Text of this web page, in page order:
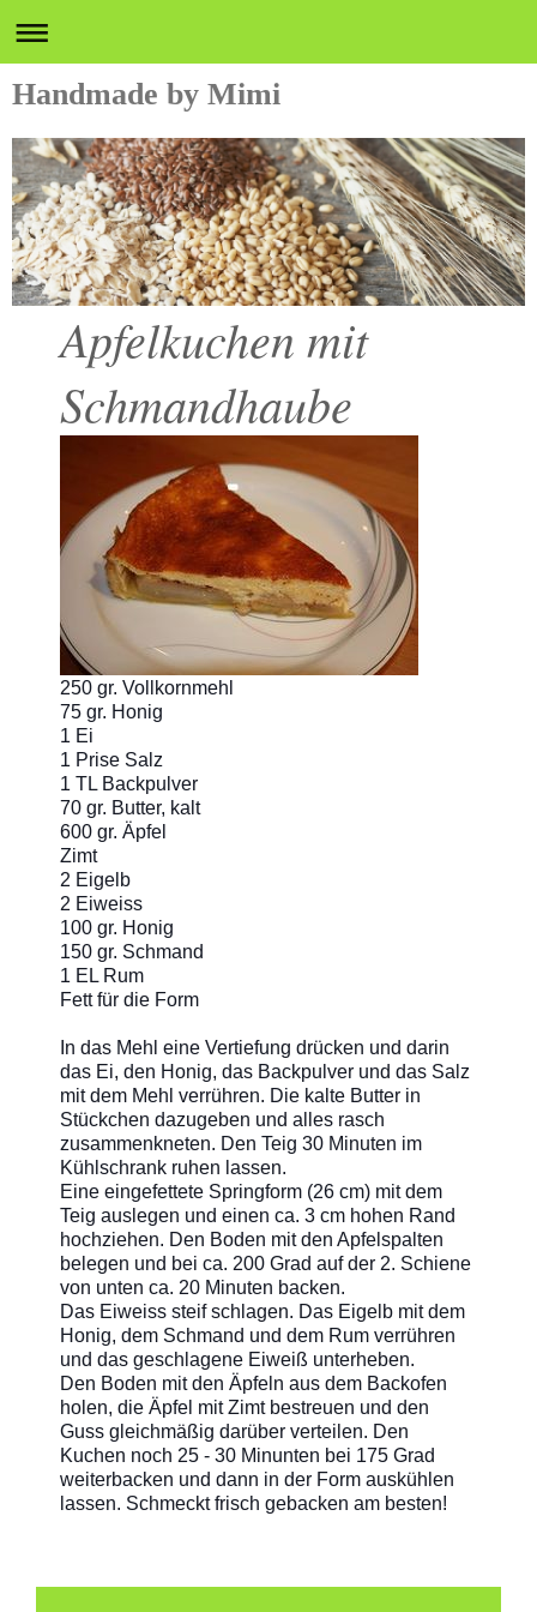
Handmade by Mimi
Apfelkuchen mit
Schmandhaube
250 gr. Vollkornmehl
75 gr. Honig
1 Ei
1 Prise Salz
1 TL Backpulver
70 gr. Butter, kalt
600 gr. Äpfel
Zimt
2 Eigelb
2 Eiweiss
100 gr. Honig
150 gr. Schmand
1 EL Rum
Fett für die Form
In das Mehl eine Vertiefung drücken und darin
das Ei, den Honig, das Backpulver und das Salz
mit dem Mehl verrühren. Die kalte Butter in
Stückchen dazugeben und alles rasch
zusammenkneten. Den Teig 30 Minuten im
Kühlschrank ruhen lassen.
Eine eingefettete Springform (26 cm) mit dem
Teig auslegen und einen ca. 3 cm hohen Rand
hochziehen. Den Boden mit den Apfelspalten
belegen und bei ca. 200 Grad auf der 2. Schiene
von unten ca. 20 Minuten backen.
Das Eiweiss steif schlagen. Das Eigelb mit dem
Honig, dem Schmand und dem Rum verrühren
und das geschlagene Eiweiß unterheben.
Den Boden mit den Äpfeln aus dem Backofen
holen, die Äpfel mit Zimt bestreuen und den
Guss gleichmäßig darüber verteilen. Den
Kuchen noch 25 - 30 Minunten bei 175 Grad
weiterbacken und dann in der Form auskühlen
lassen. Schmeckt frisch gebacken am besten!